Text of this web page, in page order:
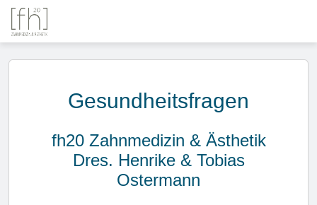
Gesundheitsfragen
fh20 Zahnmedizin & Ästhetik
Dres. Henrike & Tobias
Ostermann